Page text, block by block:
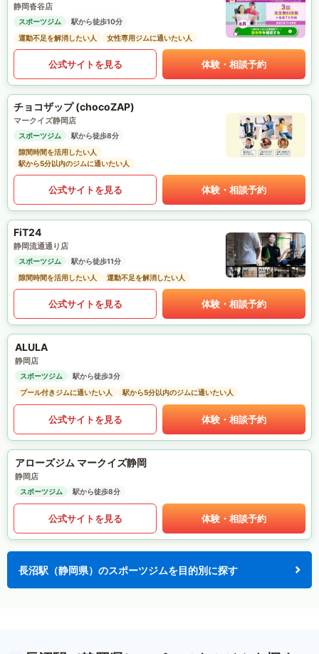
静岡沓谷店
スポーツジム
駅から徒歩10分
運動不足を解消したい人
女性専用ジムに通いたい人
公式サイトを見る 体験・相談予約
チョコザップ (chocoZAP)
マークイズ静岡店
スポーツジム
駅から徒歩8分
隙間時間を活用したい人
駅から5分以内のジムに通いたい人
公式サイトを見る 体験・相談予約
FiT24
静岡流通通り店
スポーツジム
駅から徒歩11分
隙間時間を活用したい人
運動不足を解消したい人
公式サイトを見る 体験・相談予約
ALULA
静岡店
スポーツジム
駅から徒歩3分
プール付きジムに通いたい人
駅から5分以内のジムに通いたい人
公式サイトを見る 体験・相談予約
アローズジム マークイズ静岡
静岡店
スポーツジム 駅から徒歩8分
公式サイトを見る 体験・相談予約
長沼駅（静岡県）のスポーツジムを目的別に探す